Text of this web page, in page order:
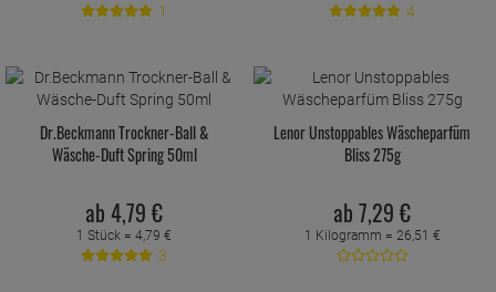
1 4
Dr.Beckmann Trockner-Ball &
Wäsche-Duft Spring 50ml
ab 4,79 €
1 Stück = 4,79 €
3
Lenor Unstoppables Wäscheparfüm
Bliss 275g
ab 7,29 €
1 Kilogramm = 26,51 €